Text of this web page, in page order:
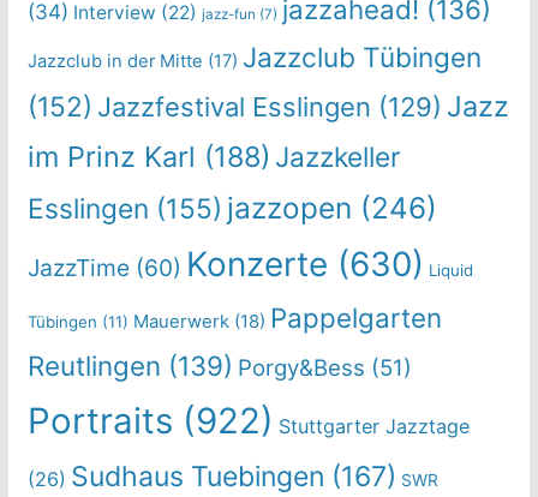
(34) Interview (22) jazz-fun (7) jazzahead! (136)
Jazzclub in der Mitte (17) Jazzclub Tübingen
(152) Jazzfestival Esslingen (129) Jazz
im Prinz Karl (188) Jazzkeller
Esslingen (155) jazzopen (246)
JazzTime(60) Konzerte (630) Liquid
Tübingen (11) Mauerwerk(18) Pappelgarten
Reutlingen (139) Porgy&Bess (51)
Portraits (922) Stuttgarter Jazztage
(26) Sudhaus Tuebingen (167) SWR